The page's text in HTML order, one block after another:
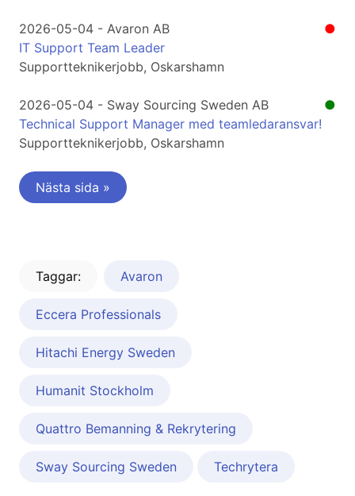
●
2026-05-04 - Avaron AB
IT Support Team Leader
Supportteknikerjobb, Oskarshamn
●
2026-05-04 - Sway Sourcing Sweden AB
Technical Support Manager med teamledaransvar!
Supportteknikerjobb, Oskarshamn
Nästa sida »
Taggar: Avaron
Eccera Professionals
Hitachi Energy Sweden
Humanit Stockholm
Quattro Bemanning & Rekrytering
Sway Sourcing Sweden Techrytera